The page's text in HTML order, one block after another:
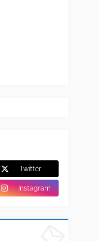
Twitter
Instagram